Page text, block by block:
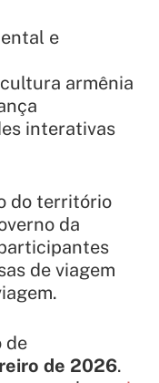
e
armênia
interativas
do território
da
de viagem
de
de 2026.